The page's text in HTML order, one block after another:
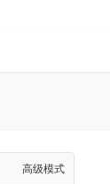
高级模式